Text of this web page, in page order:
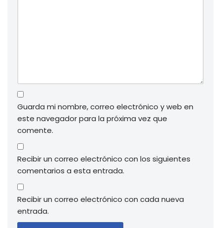
Guarda mi nombre, correo electrónico y web en
este navegador para la próxima vez que
comente.
Recibir un correo electrónico con los siguientes
comentarios a esta entrada.
Recibir un correo electrónico con cada nueva
entrada.